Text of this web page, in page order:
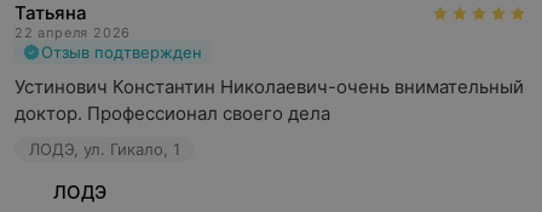
Татьяна
22 апреля 2026
Отзыв подтвержден
Устинович Константин Николаевич-очень внимательный
доктор. Профессионал своего дела
ЛОДЭ, ул. Гикало, 1
ЛОДЭ